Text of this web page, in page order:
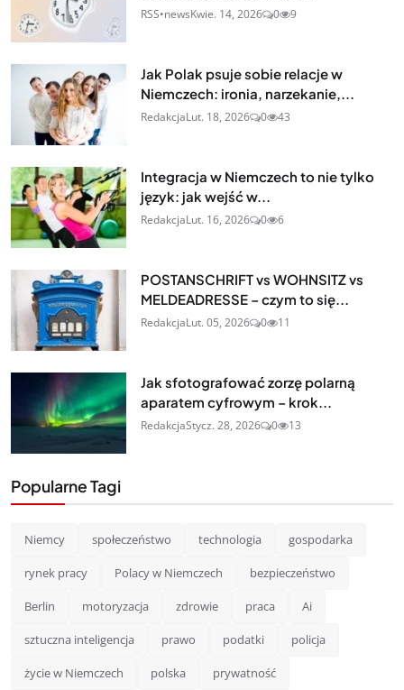
RSS•newsKwie. 14, 2026 0 9
Jak Polak psuje sobie relacje w
Niemczech: ironia, narzekanie,...
RedakcjaLut. 18, 2026 0 43
Integracja w Niemczech to nie tylko
język: jak wejść w...
RedakcjaLut. 16, 2026 0 6
POSTANSCHRIFT vs WOHNSITZ vs
MELDEADRESSE – czym to się...
RedakcjaLut. 05, 2026 0 11
Jak sfotografować zorzę polarną
aparatem cyfrowym – krok...
RedakcjaStycz. 28, 2026 0 13
Popularne Tagi
Niemcy społeczeństwo technologia gospodarka
rynek pracy Polacy w Niemczech bezpieczeństwo
Berlin motoryzacja zdrowie praca Ai
sztuczna inteligencja prawo podatki policja
życie w Niemczech polska prywatność